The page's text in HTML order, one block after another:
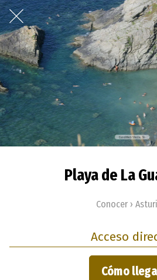
Playa de La
Conocer ›
Acceso
Cómo